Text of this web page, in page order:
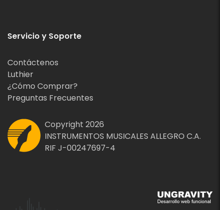
Servicio y Soporte
Contáctenos
Luthier
¿Cómo Comprar?
Preguntas Frecuentes
Copyright 2026
INSTRUMENTOS MUSICALES ALLEGRO C.A.
RIF J-00247697-4